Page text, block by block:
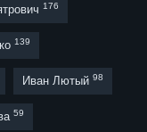
176
139
Иван Лютый 98
59